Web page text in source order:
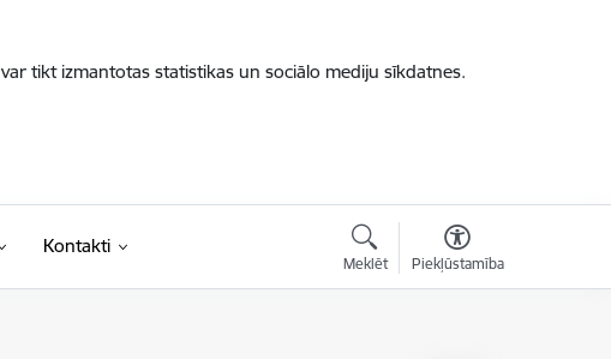
tikt izmantotas statistikas un sociālo mediju sīkdatnes.
Kontakti
Meklēt Piekļūstamība